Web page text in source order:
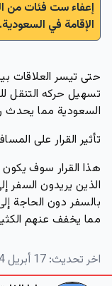
إعفاء ست فئات من
الإقامة في
حتى تيسر العلاقات
تسهيل حركه التنقل
السعودية مما يحدث
تأثير القرار على
هذا القرار سوف يكون
الذين يريدون السفر
بالسفر دون الحاجة
مما يخفف عنهم
اخر تحديث: 17 أبريل 2024 الساعة 09:33 مساءاً